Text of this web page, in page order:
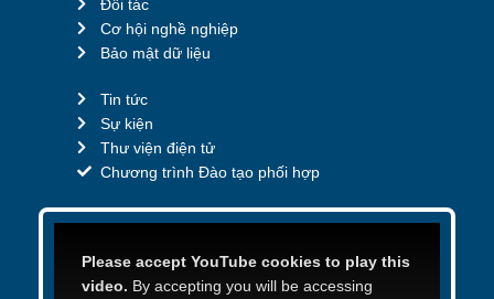
Đối tác
Cơ hội nghề nghiệp
Bảo mật dữ liệu
Tin tức
Sự kiện
Thư viện điện tử
Chương trình Đào tạo phối hợp
Please accept YouTube cookies to play this
video. By accepting you will be accessing